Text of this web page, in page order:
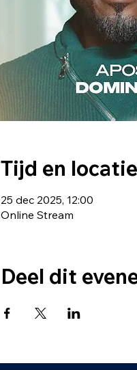
Tijd en locatie
25 dec 2025, 12:00
Online Stream
Deel dit